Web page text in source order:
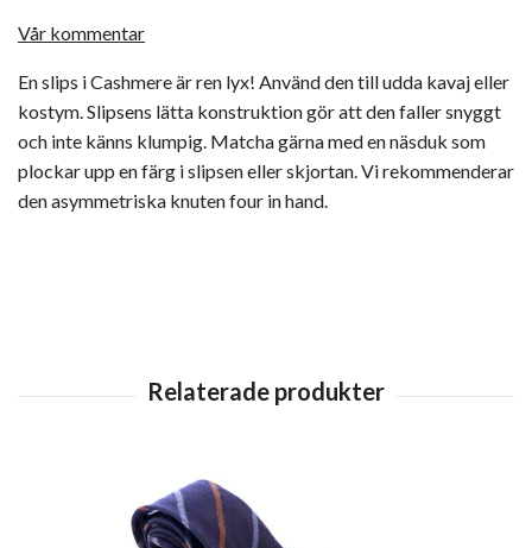
Vår kommentar
En slips i Cashmere är ren lyx! Använd den till udda kavaj eller
kostym. Slipsens lätta konstruktion gör att den faller snyggt
och inte känns klumpig. Matcha gärna med en näsduk som
plockar upp en färg i slipsen eller skjortan. Vi rekommenderar
den asymmetriska knuten four in hand.